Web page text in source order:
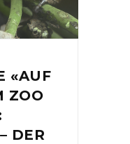
«AUF
ZOO
DER